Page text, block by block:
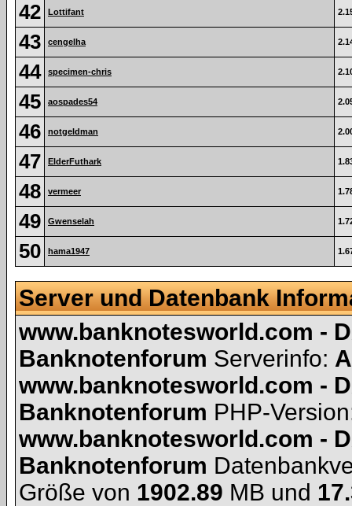
42 Lottifant
43 cengelha
44 specimen-chris
45 aospades54
46 notgeldman
47 ElderFuthark
48 vermeer
49 Gwenselah
50 hama1947
Server und Datenbank
www.banknotesworld.com -
Banknotenforum Serverinfo:
www.banknotesworld.com -
Banknotenforum PHP-
www.banknotesworld.com -
Banknotenforum
Größe von 1902.89 MB und